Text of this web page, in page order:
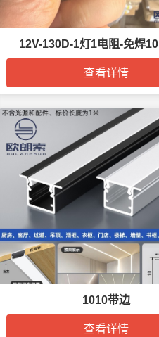
12V-130D-1灯1电阻-免焊
查看详情
1010带边
查看详情